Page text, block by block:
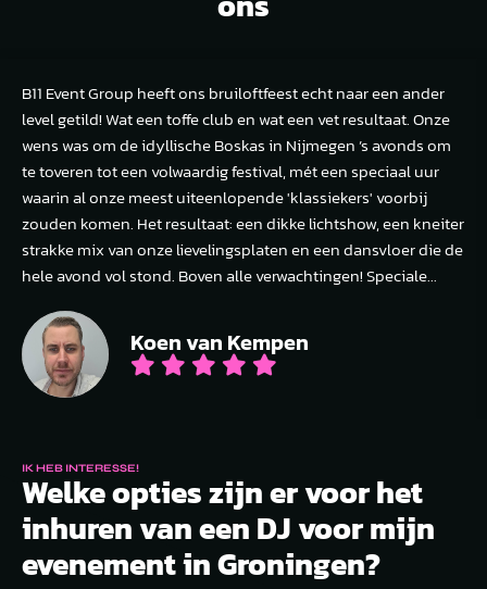
B11 Event Group heeft ons bruiloftfeest echt naar een ander
level getild! Wat een toffe club en wat een vet resultaat. Onze
wens was om de idyllische Boskas in Nijmegen ’s avonds om
te toveren tot een volwaardig festival, mét een speciaal uur
waarin al onze meest uiteenlopende 'klassiekers' voorbij
zouden komen. Het resultaat: een dikke lichtshow, een kneiter
strakke mix van onze lievelingsplaten en een dansvloer die de
hele avond vol stond. Boven alle verwachtingen! Speciale...
Koen van Kempen
IK HEB INTERESSE!
Welke opties zijn er voor het
inhuren van een DJ voor mijn
evenement in Groningen?